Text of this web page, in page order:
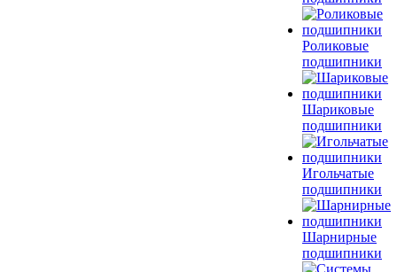
Роликовые
подшипники
Шариковые
подшипники
Игольчатые
подшипники
Шарнирные
подшипники